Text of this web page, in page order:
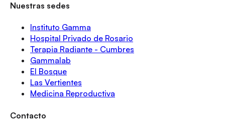
Nuestras sedes
Instituto Gamma
Hospital Privado de Rosario
Terapia Radiante - Cumbres
Gammalab
El Bosque
Las Vertientes
Medicina Reproductiva
Contacto